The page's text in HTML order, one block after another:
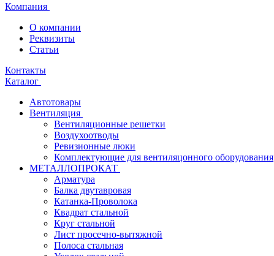
Компания
О компании
Реквизиты
Статьи
Контакты
Каталог
Автотовары
Вентиляция
Вентиляционные решетки
Воздухоотводы
Ревизионные люки
Комплектующие для вентиляцонного оборудования
МЕТАЛЛОПРОКАТ
Арматура
Балка двутавровая
Катанка-Проволока
Квадрат стальной
Круг стальной
Лист просечно-вытяжной
Полоса стальная